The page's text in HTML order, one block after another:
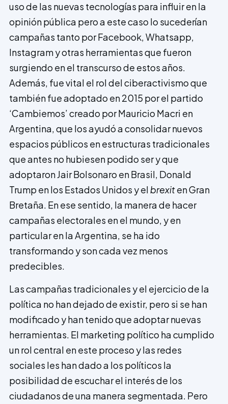
uso de las nuevas tecnologías para influir en la
opinión pública pero a este caso lo sucederían
campañas tanto por Facebook, Whatsapp,
Instagram y otras herramientas que fueron
surgiendo en el transcurso de estos años.
Además, fue vital el rol del ciberactivismo que
también fue adoptado en 2015 por el partido
‘Cambiemos’ creado por Mauricio Macri en
Argentina, que los ayudó a consolidar nuevos
espacios públicos en estructuras tradicionales
que antes no hubiesen podido ser y que
adoptaron Jair Bolsonaro en Brasil, Donald
Trump en los Estados Unidos y el brexiten Gran
Bretaña. En ese sentido, la manera de hacer
campañas electorales en el mundo, y en
particular en la Argentina, se ha ido
transformando y son cada vez menos
predecibles.
Las campañas tradicionales y el ejercicio de la
política no han dejado de existir, pero si se han
modificado y han tenido que adoptar nuevas
herramientas. El marketing político ha cumplido
un rol central en este proceso y las redes
sociales les han dado a los políticos la
posibilidad de escuchar el interés de los
ciudadanos de una manera segmentada. Pero